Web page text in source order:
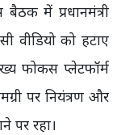
में प्रधानमंत्री
वीडियो को हटाए
फोकस प्लेटफॉर्म
पर नियंत्रण और
पर रहा।